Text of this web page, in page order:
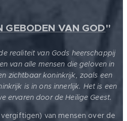
GEBODEN VAN GOD"
realiteit van Gods heerschappij
van alle mensen die geloven in
zichtbaar koninkrijk, zoals een
is in ons innerlijk. Het is een
ervaren door de Heilige Geest.
van mensen over de